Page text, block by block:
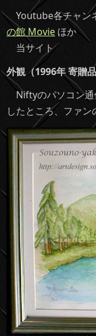
Youtube各チャン
の館 Movieほか
当サイト
外観（1996年 寄贈品
Niftyのパソコン通
したところ、ファン